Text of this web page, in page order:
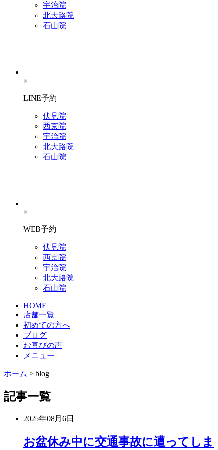
宇治院
北大路院
石山院
×
LINE予約
伏見院
西京院
宇治院
北大路院
石山院
×
WEB予約
伏見院
西京院
宇治院
北大路院
石山院
HOME
店舗一覧
初めての方へ
ブログ
お喜びの声
メニュー
ホーム > blog
記事一覧
2026年08月6日
お盆休み中に交通事故に遭ってしま